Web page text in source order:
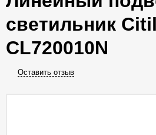
светильник
CL720010N
Оставить отзыв